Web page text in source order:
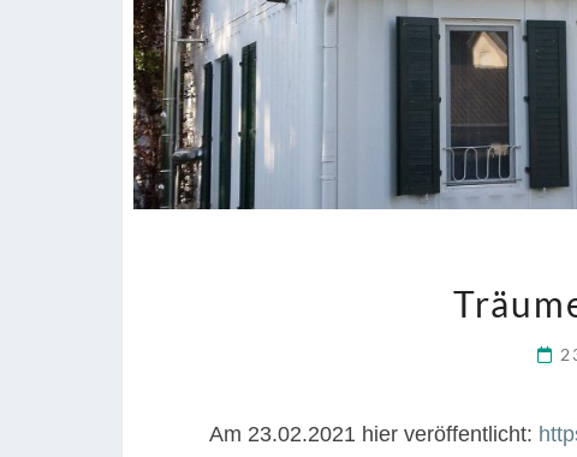
Am 23.02.2021 hier veröffentlicht: